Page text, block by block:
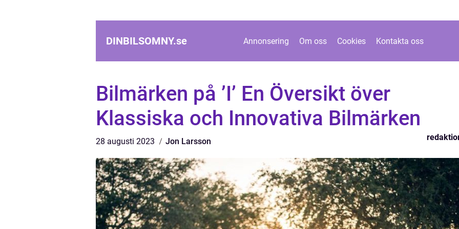
DINBILSOMNY.se Annonsering Om oss Cookies Kontakta oss
Bilmärken på ’I’ En Översikt över
Klassiska och Innovativa Bilmärken
28 augusti 2023 Jon Larsson